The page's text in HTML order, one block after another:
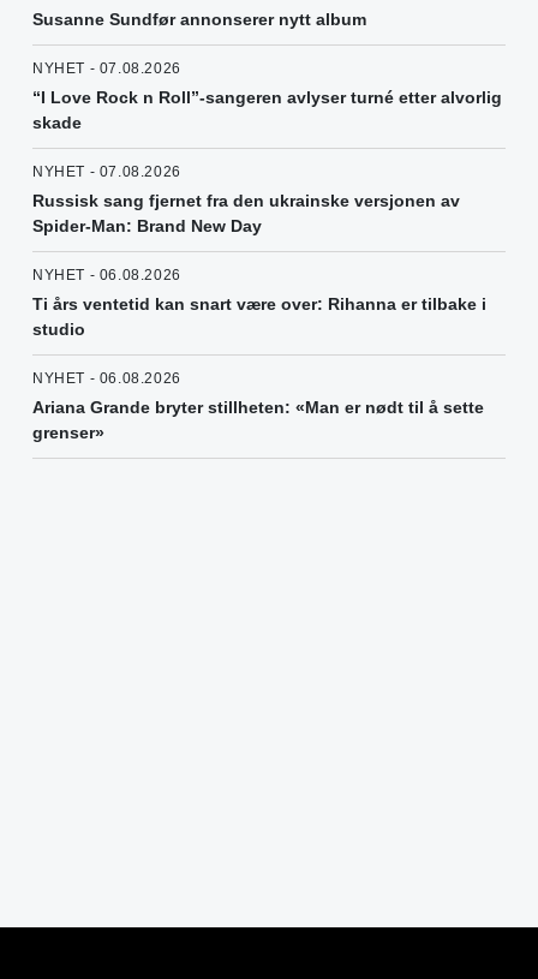
Susanne Sundfør annonserer nytt album
NYHET - 07.08.2026
“I Love Rock n Roll”-sangeren avlyser turné etter alvorlig
skade
NYHET - 07.08.2026
Russisk sang fjernet fra den ukrainske versjonen av
Spider-Man: Brand New Day
NYHET - 06.08.2026
Ti års ventetid kan snart være over: Rihanna er tilbake i
studio
NYHET - 06.08.2026
Ariana Grande bryter stillheten: «Man er nødt til å sette
grenser»